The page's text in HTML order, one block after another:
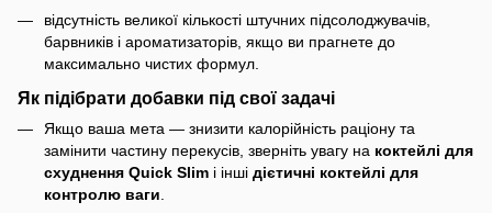
відсутність великої кількості штучних підсолоджувачів,
барвників і ароматизаторів, якщо ви прагнете до
максимально чистих формул.
Як підібрати добавки під свої задачі
Якщо ваша мета — знизити калорійність раціону та
замінити частину перекусів, зверніть увагу на коктейлі для
схуднення Quick Slim і інші дієтичні коктейлі для
контролю ваги.